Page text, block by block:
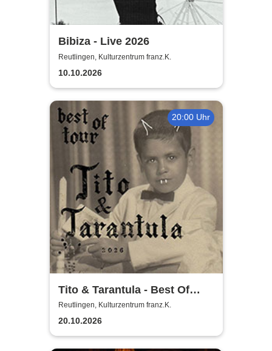
Bibiza - Live 2026
Reutlingen, Kulturzentrum franz.K.
10.10.2026
20:00 Uhr
Tito & Tarantula - Best Of
Tour 2026
Reutlingen, Kulturzentrum franz.K.
20.10.2026